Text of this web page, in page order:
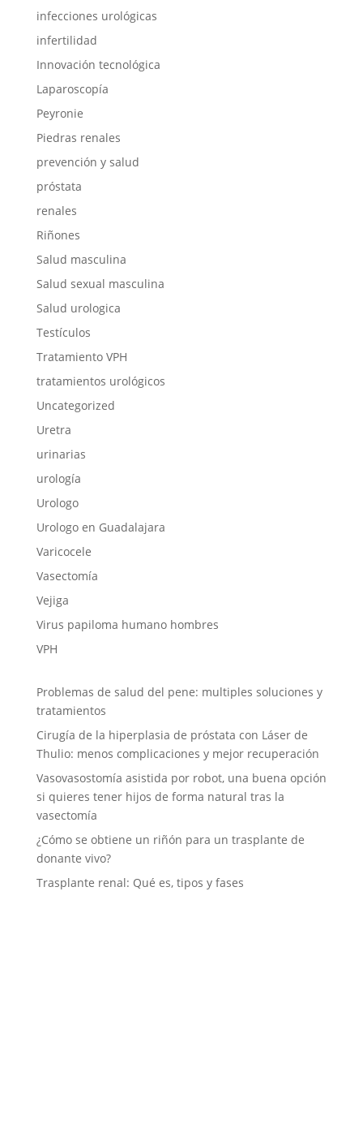
infecciones urológicas
infertilidad
Innovación tecnológica
Laparoscopía
Peyronie
Piedras renales
prevención y salud
próstata
renales
Riñones
Salud masculina
Salud sexual masculina
Salud urologica
Testículos
Tratamiento VPH
tratamientos urológicos
Uncategorized
Uretra
urinarias
urología
Urologo
Urologo en Guadalajara
Varicocele
Vasectomía
Vejiga
Virus papiloma humano hombres
VPH
Problemas de salud del pene: multiples soluciones y
tratamientos
Cirugía de la hiperplasia de próstata con Láser de
Thulio: menos complicaciones y mejor recuperación
Vasovasostomía asistida por robot, una buena opción
si quieres tener hijos de forma natural tras la
vasectomía
¿Cómo se obtiene un riñón para un trasplante de
donante vivo?
Trasplante renal: Qué es, tipos y fases